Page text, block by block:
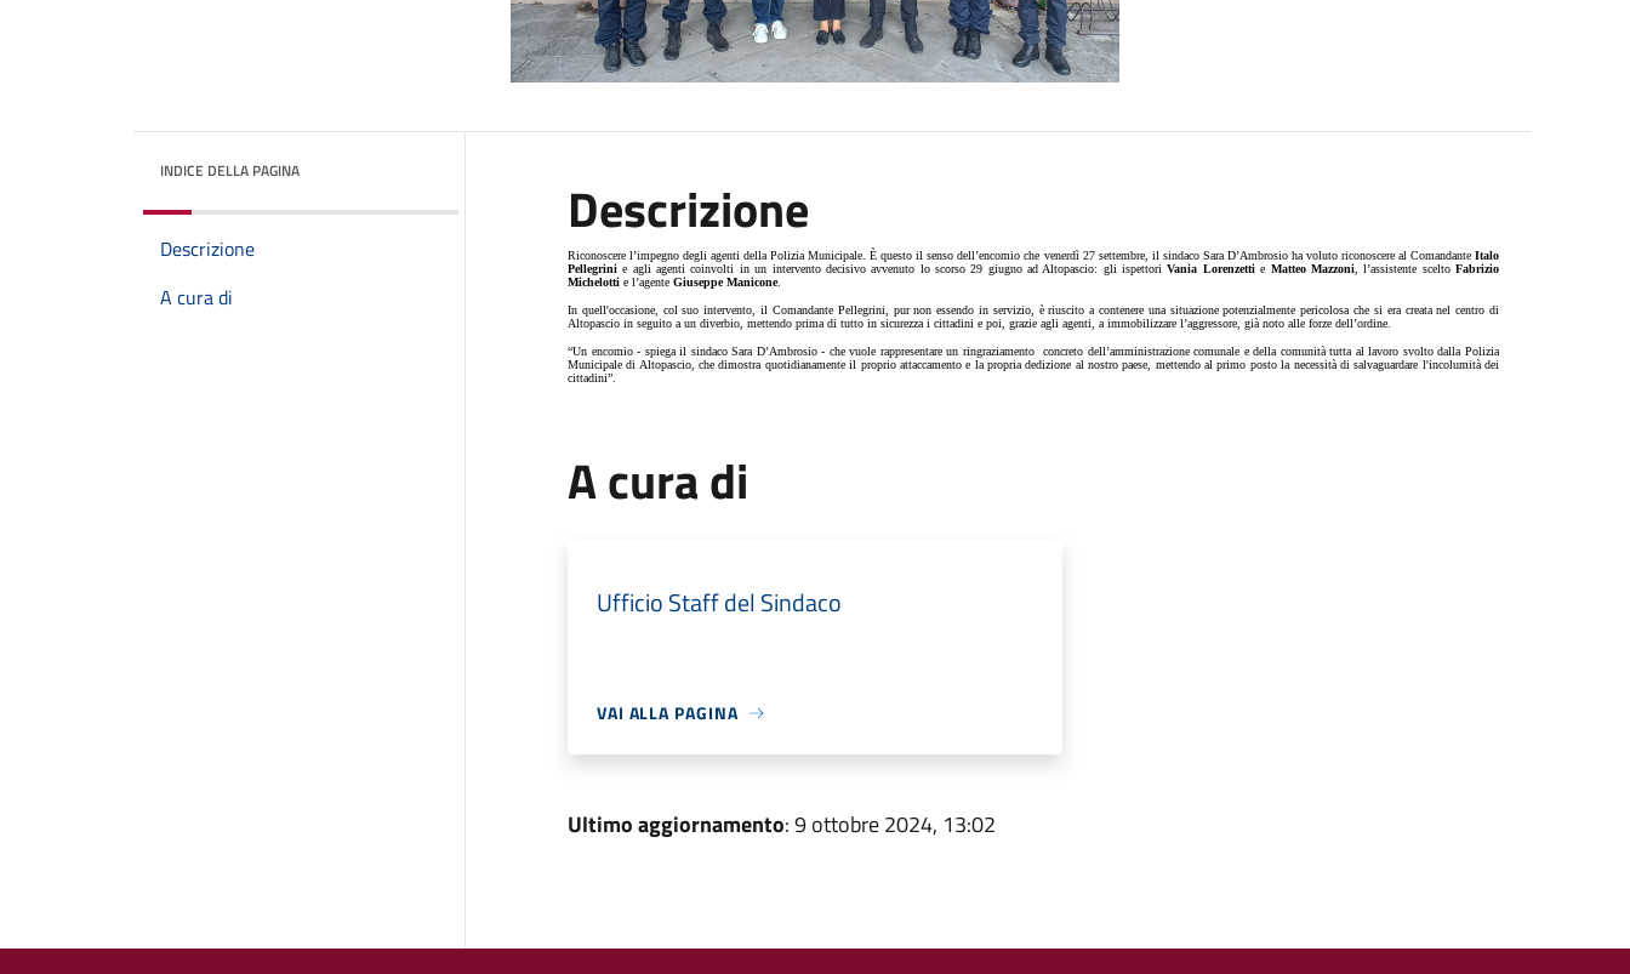
INDICE DELLA PAGINA
Descrizione
A cura di
Descrizione
Riconoscere l’impegno degli agenti della Polizia Municipale. È questo il senso dell’encomio che venerdì 27 settembre, il sindaco Sara D’Ambrosio ha voluto riconoscere al Comandante Italo
Pellegrinie agli agenti coinvolti in un intervento decisivo avvenuto lo scorso 29 giugno ad Altopascio: gli ispettoriVania Lorenzettie Matteo Mazzoni, l’assistente sceltoFabrizio
Michelotti e l’agente Giuseppe Manicone.
In quell'occasione, col suo intervento, il Comandante Pellegrini, pur non essendo in servizio, è riuscito a contenere una situazione potenzialmente pericolosa che si era creata nel centro di
Altopascio in seguito a un diverbio, mettendo prima di tutto in sicurezza i cittadini e poi, grazie agli agenti, a immobilizzare l’aggressore, già noto alle forze dell’ordine.
“Un encomio - spiega il sindaco Sara D’Ambrosio - che vuole rappresentare un ringraziamento
concreto dell’amministrazione comunale e della comunità tutta al lavoro svolto dalla Polizia
Municipale di Altopascio, che dimostra quotidianamente il proprio attaccamento e la propria dedizione al nostro paese, mettendo al primo posto la necessità di salvaguardare l'incolumità dei
cittadini”.
A cura di
Ufficio Staff del Sindaco
VAI ALLA PAGINA
Ultimo aggiornamento: 9 ottobre 2024, 13:02